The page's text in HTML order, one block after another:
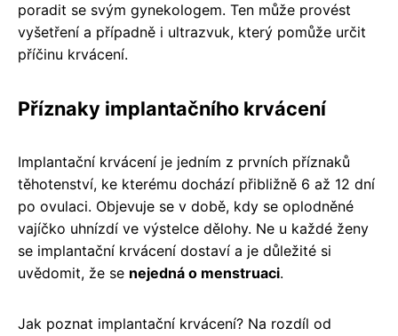
poradit se svým gynekologem. Ten může provést
vyšetření a případně i ultrazvuk, který pomůže určit
příčinu krvácení.
Příznaky implantačního krvácení
Implantační krvácení je jedním z prvních příznaků
těhotenství, ke kterému dochází přibližně 6 až 12 dní
po ovulaci. Objevuje se v době, kdy se oplodněné
vajíčko uhnízdí ve výstelce dělohy. Ne u každé ženy
se implantační krvácení dostaví a je důležité si
uvědomit, že se nejedná o menstruaci.
Jak poznat implantační krvácení? Na rozdíl od